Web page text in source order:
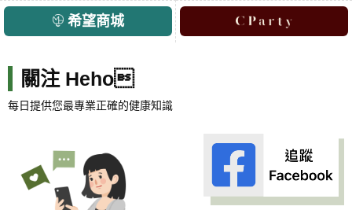
希望商城
關注 Heho
每日提供您最專業正確的健康知識